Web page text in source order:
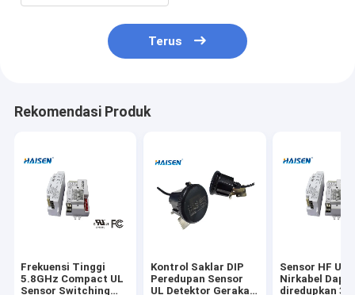
Terus
Rekomendasi Produk
Frekuensi Tinggi
5.8GHz Compact UL
Sensor Switching
Kontrol Saklar DIP
Peredupan Sensor
UL Detektor Gerakan
Sensor HF UL
Nirkabel
diredupkan 30